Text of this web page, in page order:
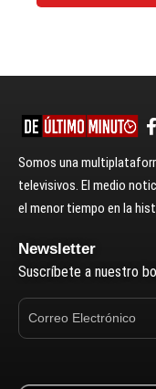
Somos una
televisivos. El medio
el menor tiempo en la
Newsletter
Suscríbete a nuestro